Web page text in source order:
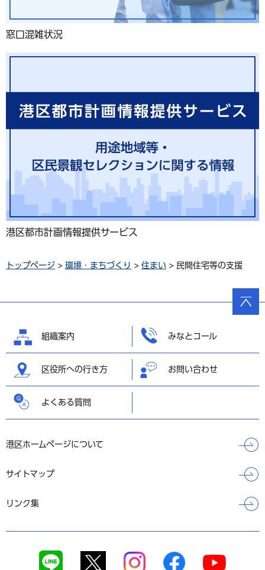
窓口混雑状況
港区都市計画情報提供サービス
トップページ > 環境・まちづくり > 住まい > 民間住宅等の支援
組織案内 みなとコール
区役所への行き方 お問い合わせ
よくある質問
港区ホームページについて
サイトマップ
リンク集
ページ
の先頭